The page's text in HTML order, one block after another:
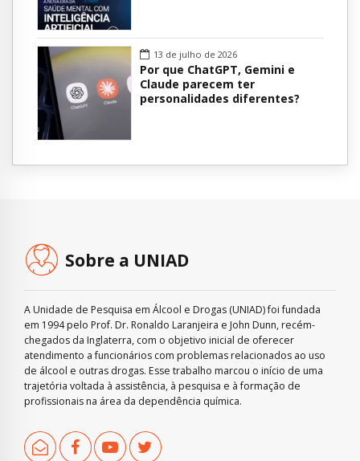
13 de julho de 2026
Por que ChatGPT, Gemini e
Claude parecem ter
personalidades diferentes?
Sobre a UNIAD
A Unidade de Pesquisa em Álcool e Drogas (UNIAD) foi fundada
em 1994 pelo Prof. Dr. Ronaldo Laranjeira e John Dunn, recém-
chegados da Inglaterra, com o objetivo inicial de oferecer
atendimento a funcionários com problemas relacionados ao uso
de álcool e outras drogas. Esse trabalho marcou o início de uma
trajetória voltada à assistência, à pesquisa e à formação de
profissionais na área da dependência química.